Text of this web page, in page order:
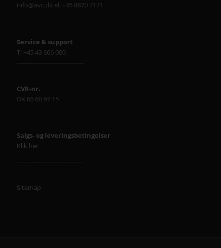
info@avc.dk el. +45 8870 7171
----------------------------------
Service & support
T: +45 43 666 000
----------------------------------
CVR-nr.
DK 66 60 97 15
----------------------------------
Salgs- og leveringsbetingelser
Klik her
----------------------------------
Sitemap